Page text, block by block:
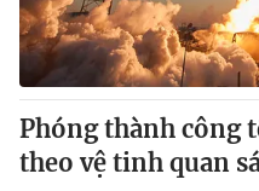
​Phóng thành công
theo vệ tinh quan